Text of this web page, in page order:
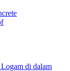
di dalam